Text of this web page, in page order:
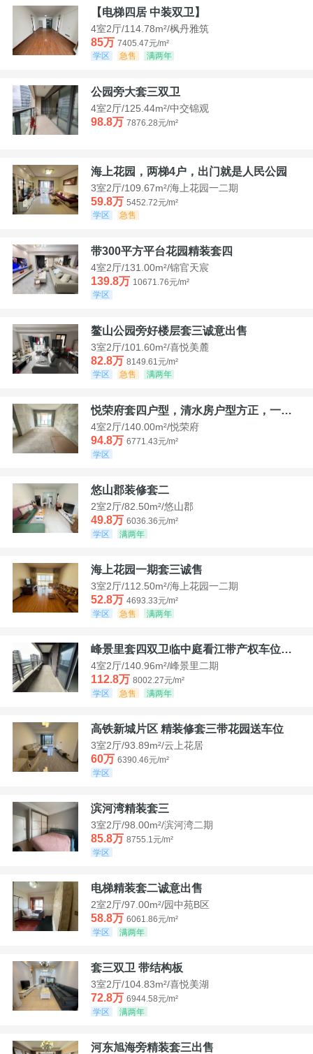
【电梯四居 中装双卫】
4室2厅/114.78m²/枫丹雅筑
85万 7405.47元/m²
学区
急售 满两年
公园旁大套三双卫
4室2厅/125.44m²/中交锦观
98.8万 7876.28元/m²
海上花园，两梯4户，出门就是人民公园
3室2厅/109.67m²/海上花园一二期
59.8万 5452.72元/m²
学区
急售
带300平方平台花园精装套四
4室2厅/131.00m²/锦官天宸
139.8万 10671.76元/m²
学区
鳌山公园旁好楼层套三诚意出售
3室2厅/101.60m²/喜悦美麓
82.8万 8149.61元/m²
学区
急售 满两年
悦荣府套四户型，清水房户型方正，一口价94，8
4室2厅/140.00m²/悦荣府
94.8万 6771.43元/m²
学区
悠山郡装修套二
2室2厅/82.50m²/悠山郡
49.8万 6036.36元/m²
学区
满两年
海上花园一期套三诚售
3室2厅/112.50m²/海上花园一二期
52.8万 4693.33元/m²
学区
急售 满两年
峰景里套四双卫临中庭看江带产权车位诚售
4室2厅/140.96m²/峰景里二期
112.8万 8002.27元/m²
学区
急售 满两年
高铁新城片区 精装修套三带花园送车位
3室2厅/93.89m²/云上花居
60万 6390.46元/m²
学区
滨河湾精装套三
3室2厅/98.00m²/滨河湾二期
85.8万 8755.1元/m²
学区
电梯精装套二诚意出售
2室2厅/97.00m²/园中苑B区
58.8万 6061.86元/m²
学区
满两年
套三双卫 带结构板
3室2厅/104.83m²/喜悦美湖
72.8万 6944.58元/m²
学区
满两年
河东旭海旁精装套三出售